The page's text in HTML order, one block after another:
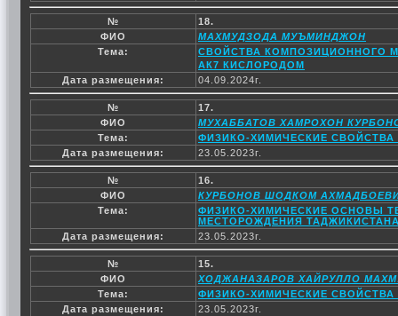
№
18.
ФИО
МАХМУДЗОДА МУЪМИНДЖОН
Тема:
СВОЙСТВА КОМПОЗИЦИОННОГО
АК7 КИСЛОРОДОМ
Дата размещения:
04.09.2024г.
№
17.
ФИО
МУХАББАТОВ ХАМРОХОН
Тема:
ФИЗИКО-ХИМИЧЕСКИЕ
Дата размещения:
23.05.2023г.
№
16.
ФИО
КУРБОНОВ ШОДКОМ
Тема:
ФИЗИКО-ХИМИЧЕСКИЕ ОСНОВЫ
МЕСТОРОЖДЕНИЯ
Дата размещения:
23.05.2023г.
№
15.
ФИО
ХОДЖАНАЗАРОВ ХАЙРУЛЛО
Тема:
ФИЗИКО-ХИМИЧЕСКИЕ СВОЙСТВА
Дата размещения:
23.05.2023г.